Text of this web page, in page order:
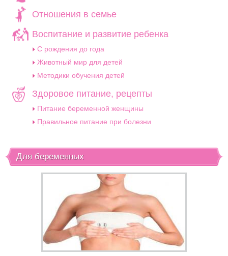
Отношения в семье
Воспитание и развитие ребенка
C рождения до года
Животный мир для детей
Методики обучения детей
Здоровое питание, рецепты
Питание беременной женщины
Правильное питание при болезни
Для беременных